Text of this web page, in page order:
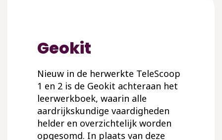
Geokit
Nieuw in de herwerkte TeleScoop
1 en 2 is de Geokit achteraan het
leerwerkboek, waarin alle
aardrijkskundige vaardigheden
helder en overzichtelijk worden
opgesomd. In plaats van deze